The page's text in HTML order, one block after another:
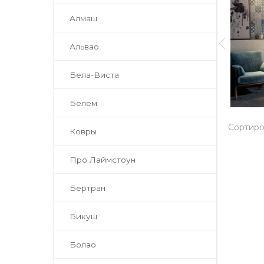
Алмаш
Альвао
Бела-Виста
Белем
Ковры
Про Лаймстоун
Бертран
Бикуш
Болао